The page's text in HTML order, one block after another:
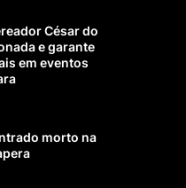
César do
e garante
em eventos
morto na